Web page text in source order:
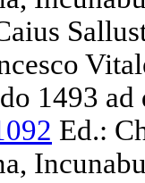
1493 ad
Ed.: